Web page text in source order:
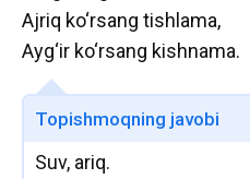
Ajriq ko‘rsang tishlama,
Ayg‘ir ko‘rsang kishnama.
Topishmoqning javobi
Suv, ariq.